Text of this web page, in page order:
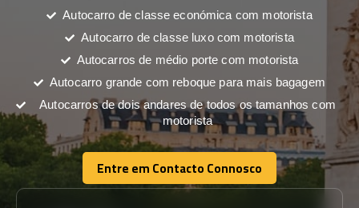
Autocarro de classe económica com motorista
Autocarro de classe luxo com motorista
Autocarros de médio porte com motorista
Autocarro grande com reboque para mais bagagem
Autocarros de dois andares de todos os tamanhos com
motorista
Entre em Contacto Connosco
Entre em Contacto Connosco